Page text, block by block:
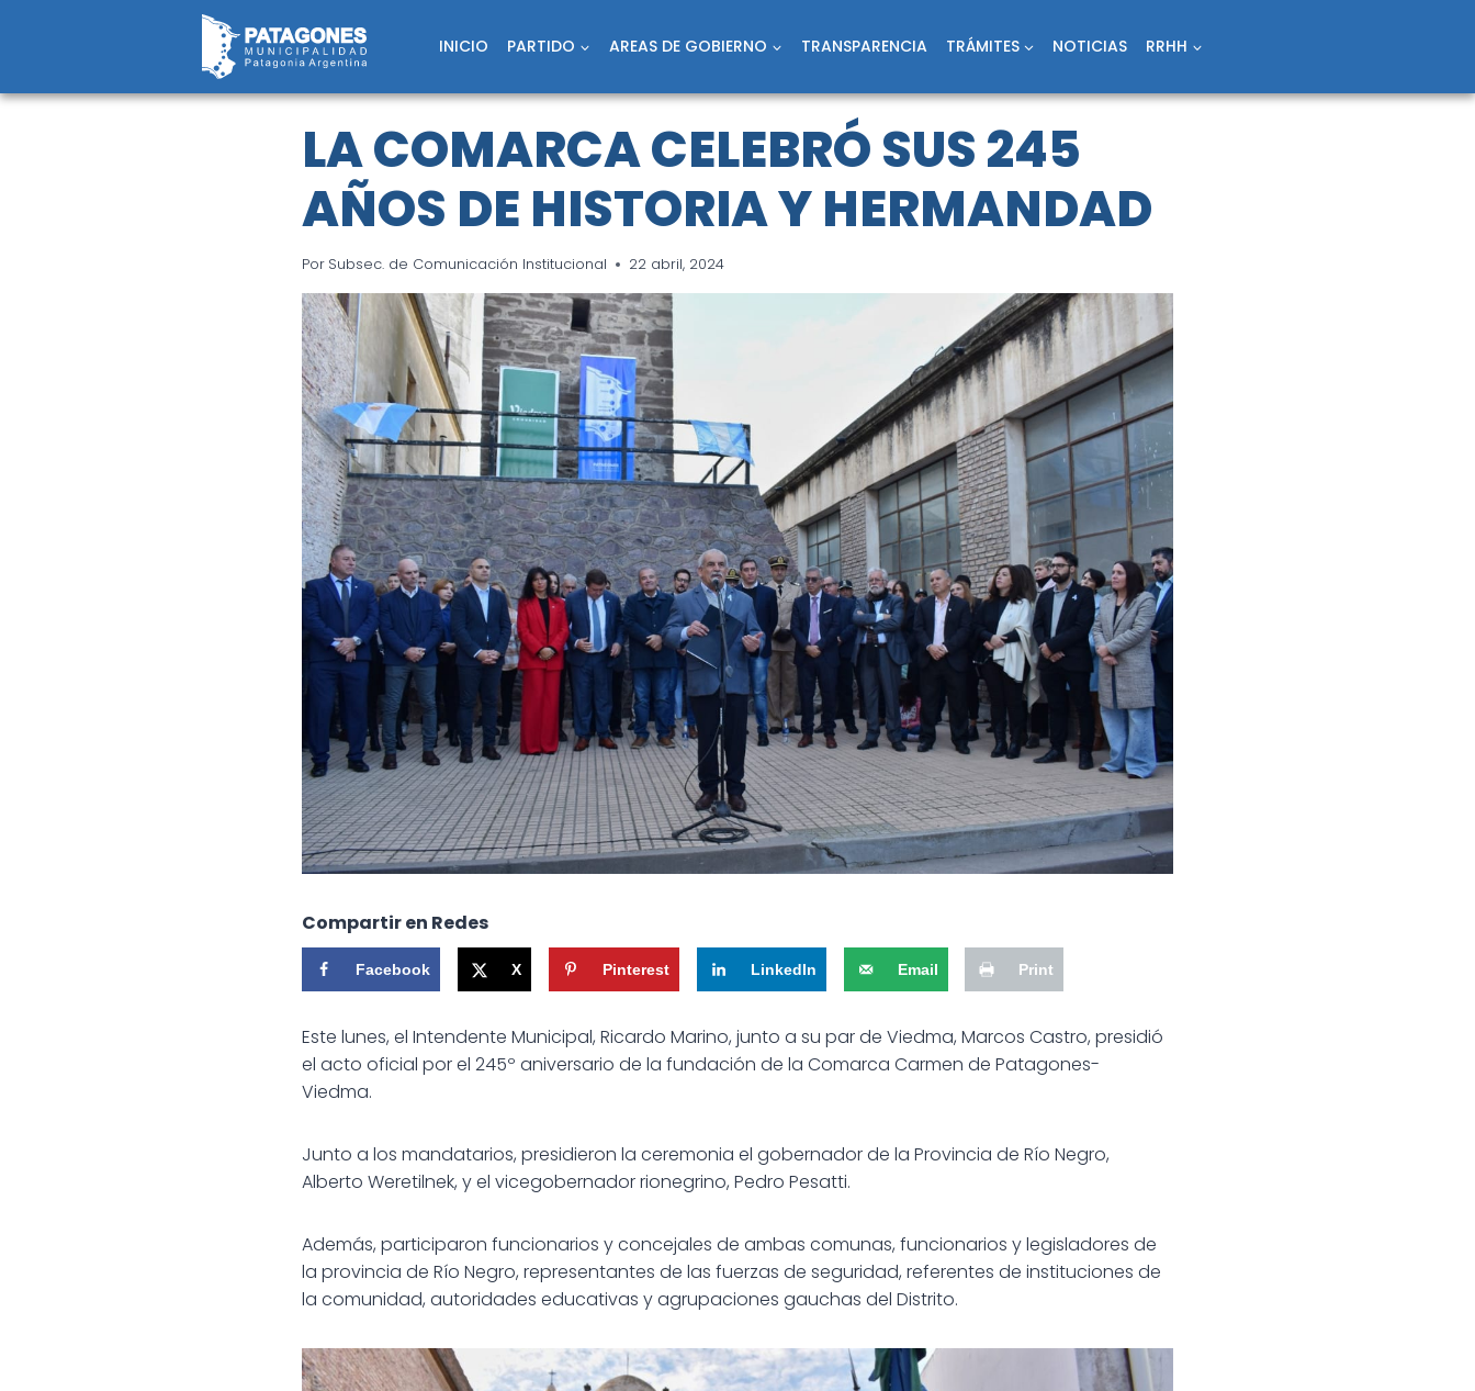
INICIO PARTIDO AREAS DE GOBIERNO TRANSPARENCIA TRÁMITES NOTICIAS RRHH
LA COMARCA CELEBRÓ SUS 245
AÑOS DE HISTORIA Y HERMANDAD
Por Subsec. de Comunicación Institucional 22 abril, 2024
Compartir en Redes
Facebook X Pinterest LinkedIn Email Print
Este lunes, el Intendente Municipal, Ricardo Marino, junto a su par de Viedma, Marcos Castro, presidió
el acto oficial por el 245º aniversario de la fundación de la Comarca Carmen de Patagones-
Viedma.
Junto a los mandatarios, presidieron la ceremonia el gobernador de la Provincia de Río Negro,
Alberto Weretilnek, y el vicegobernador rionegrino, Pedro Pesatti.
Además, participaron funcionarios y concejales de ambas comunas, funcionarios y legisladores de
la provincia de Río Negro, representantes de las fuerzas de seguridad, referentes de instituciones de
la comunidad, autoridades educativas y agrupaciones gauchas del Distrito.